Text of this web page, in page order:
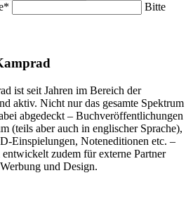
*
Bitte
ist seit Jahren im Bereich der
aktiv. Nicht nur das gesamte Spektrum
abgedeckt – Buchveröffentlichungen
(teils aber auch in englischer Sprache),
Einspielungen, Noteneditionen etc. –
zudem für externe Partner
und Design.